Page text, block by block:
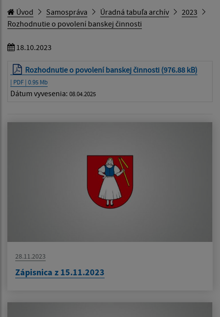
Úvod Samospráva Úradná tabuľa archív
2023
Rozhodnutie o povolení banskej činnosti
18.10.2023
Rozhodnutie o povolení banskej činnosti (976.88 kB)
| PDF | 0.95 Mb
Dátum vyvesenia: 08.04.2025
28.11.2023
Zápisnica z 15.11.2023